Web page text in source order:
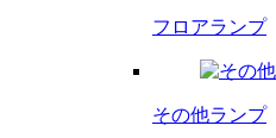
フロアランプ
その他ランプ